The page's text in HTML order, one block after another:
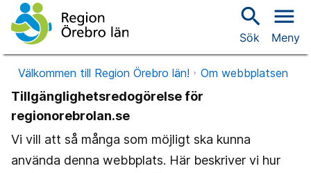
search
Sök
menu
Meny
Välkommen till Region Örebro län! Om webbplatsen
Tillgänglighetsredogörelse för
regionorebrolan.se
Vi vill att så många som möjligt ska kunna
använda denna webbplats. Här beskriver vi hur